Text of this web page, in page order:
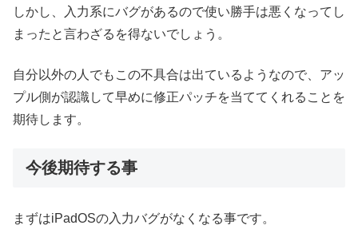
しかし、入力系にバグがあるので使い勝手は悪くなってし
まったと言わざるを得ないでしょう。
自分以外の人でもこの不具合は出ているようなので、アッ
プル側が認識して早めに修正パッチを当ててくれることを
期待します。
今後期待する事
まずはiPadOSの入力バグがなくなる事です。